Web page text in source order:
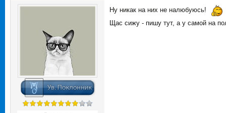
Ну никак на них не налюбуюсь!
Щас сижу - пишу тут, а у самой на